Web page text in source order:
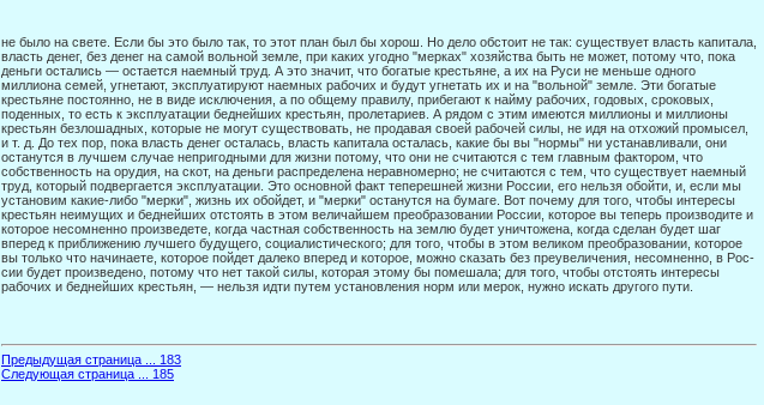
не было на свете. Если бы это было так, то этот план был бы хорош. Но дело обстоит не так: существует власть капитала,
власть денег, без денег на самой вольной земле, при каких угодно "мерках" хозяйства быть не может, потому что, пока
деньги остались — остается наемный труд. А это значит, что богатые крестьяне, а их на Руси не меньше одного
миллиона семей, угнетают, эксплуатируют наемных рабочих и будут угнетать их и на "вольной" земле. Эти богатые
крестьяне постоянно, не в виде исключения, а по общему правилу, прибегают к найму рабочих, годовых, сроковых,
поденных, то есть к эксплуатации беднейших крестьян, пролетариев. А рядом с этим имеются миллионы и миллионы
крестьян безлошадных, которые не могут существовать, не продавая своей рабочей силы, не идя на отхожий промысел,
и т. д. До тех пор, пока власть денег оста­лась, власть капитала осталась, какие бы вы "нормы" ни устанавливали, они
останутся в лучшем случае непригодными для жизни потому, что они не считаются с тем глав­ным фактором, что
собственность на орудия, на скот, на деньги распределена неравно­мерно; не считаются с тем, что существует наемный
труд, который подвергается экс­плуатации. Это основной факт теперешней жизни России, его нельзя обойти, и, если мы
установим какие-либо "мерки", жизнь их обойдет, и "мерки" останутся на бумаге. Вот почему для того, чтобы интересы
крестьян неимущих и беднейших отстоять в этом величайшем преобразовании России, которое вы теперь производите и
которое несо­мненно произведете, когда частная собственность на землю будет уничтожена, когда сделан будет шаг
вперед к приближению лучшего будущего, социалистического; для того, чтобы в этом великом преобразовании, которое
вы только что начинаете, которое пойдет далеко вперед и которое, можно сказать без преувеличения, несомненно, в Рос­
сии будет произведено, потому что нет такой силы, которая этому бы помешала; для того, чтобы отстоять интересы
рабочих и беднейших крестьян, — нельзя идти путем установления норм или мерок, нужно искать другого пути.
Предыдущая страница ... 183
Следующая страница ... 185